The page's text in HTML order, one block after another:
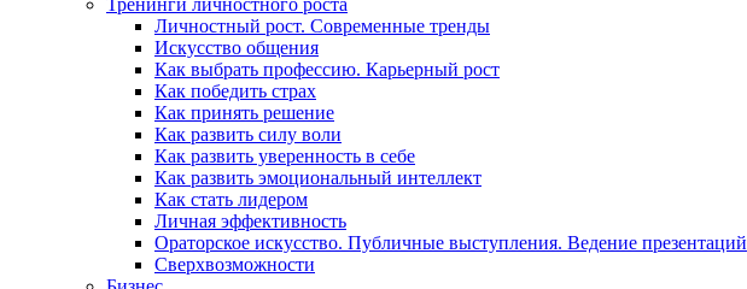
Тренинги личностного роста
Личностный рост. Современные тренды
Искусство общения
Как выбрать профессию. Карьерный рост
Как победить страх
Как принять решение
Как развить силу воли
Как развить уверенность в себе
Как развить эмоциональный интеллект
Как стать лидером
Личная эффективность
Ораторское искусство. Публичные выступления. Ведение презентаций
Сверхвозможности